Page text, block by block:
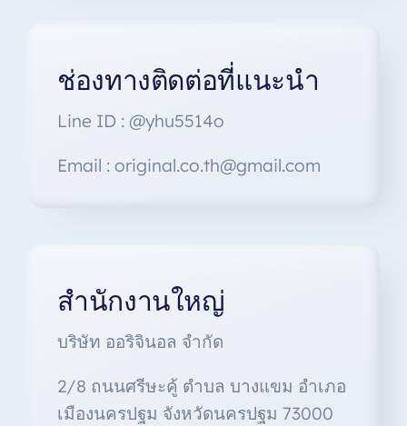
ช่องทางติดต่อที่แนะนำ
Line ID : @yhu5514o
Email : original.co.th@gmail.com
สำนักงานใหญ่
บริษัท ออริจินอล จำกัด
2/8 ถนนศรีษะคู้ ตำบล บางแขม อำเภอ
เมืองนครปฐม จังหวัดนครปฐม 73000